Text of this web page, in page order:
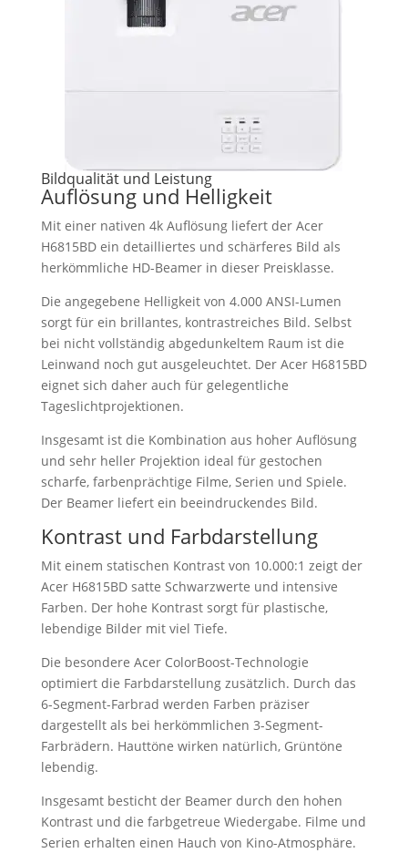
Bildqualität und Leistung
Auflösung und Helligkeit
Mit einer nativen 4k Auflösung liefert der Acer
H6815BD ein detailliertes und schärferes Bild als
herkömmliche HD-Beamer in dieser Preisklasse.
Die angegebene Helligkeit von 4.000 ANSI-Lumen
sorgt für ein brillantes, kontrastreiches Bild. Selbst
bei nicht vollständig abgedunkeltem Raum ist die
Leinwand noch gut ausgeleuchtet. Der Acer H6815BD
eignet sich daher auch für gelegentliche
Tageslichtprojektionen.
Insgesamt ist die Kombination aus hoher Auflösung
und sehr heller Projektion ideal für gestochen
scharfe, farbenprächtige Filme, Serien und Spiele.
Der Beamer liefert ein beeindruckendes Bild.
Kontrast und Farbdarstellung
Mit einem statischen Kontrast von 10.000:1 zeigt der
Acer H6815BD satte Schwarzwerte und intensive
Farben. Der hohe Kontrast sorgt für plastische,
lebendige Bilder mit viel Tiefe.
Die besondere Acer ColorBoost-Technologie
optimiert die Farbdarstellung zusätzlich. Durch das
6-Segment-Farbrad werden Farben präziser
dargestellt als bei herkömmlichen 3-Segment-
Farbrädern. Hauttöne wirken natürlich, Grüntöne
lebendig.
Insgesamt besticht der Beamer durch den hohen
Kontrast und die farbgetreue Wiedergabe. Filme und
Serien erhalten einen Hauch von Kino-Atmosphäre.